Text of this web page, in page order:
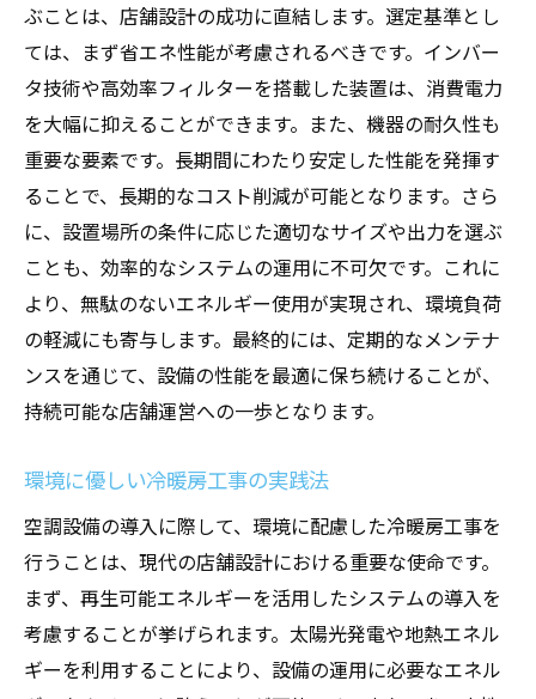
ぶことは、店舗設計の成功に直結します。選定基準とし
ては、まず省エネ性能が考慮されるべきです。インバー
タ技術や高効率フィルターを搭載した装置は、消費電力
を大幅に抑えることができます。また、機器の耐久性も
重要な要素です。長期間にわたり安定した性能を発揮す
ることで、長期的なコスト削減が可能となります。さら
に、設置場所の条件に応じた適切なサイズや出力を選ぶ
ことも、効率的なシステムの運用に不可欠です。これに
より、無駄のないエネルギー使用が実現され、環境負荷
の軽減にも寄与します。最終的には、定期的なメンテナ
ンスを通じて、設備の性能を最適に保ち続けることが、
持続可能な店舗運営への一歩となります。
環境に優しい冷暖房工事の実践法
空調設備の導入に際して、環境に配慮した冷暖房工事を
行うことは、現代の店舗設計における重要な使命です。
まず、再生可能エネルギーを活用したシステムの導入を
考慮することが挙げられます。太陽光発電や地熱エネル
ギーを利用することにより、設備の運用に必要なエネル